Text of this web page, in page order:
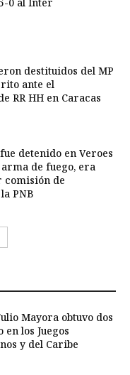
destituidos del MP
ante el
RR HH en Caracas
detenido en Veroes
de fuego, era
comisión de
PNB
Mayora obtuvo dos
los Juegos
y del Caribe